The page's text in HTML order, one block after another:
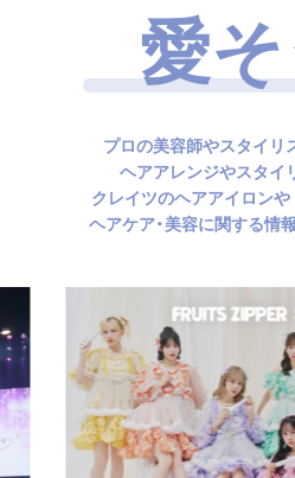
愛そ
プロの美容師やスタイリ
ヘアアレンジやスタイ
クレイツのヘアアイロン
ヘアケア・美容に関する情